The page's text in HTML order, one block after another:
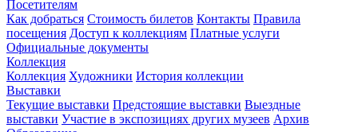
Посетителям
Как добраться Стоимость билетов Контакты Правила
посещения Доступ к коллекциям Платные услуги
Официальные документы
Коллекция
Коллекция Художники История коллекции
Выставки
Текущие выставки Предстоящие выставки Выездные
выставки Участие в экспозициях других музеев Архив